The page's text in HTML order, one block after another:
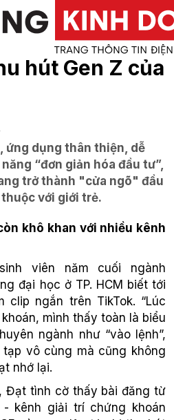
hút Gen Z của
ứng dụng thân thiện, dễ
“đơn giản hóa đầu tư”,
trở thành "cửa ngõ" đầu
với giới trẻ.
khô khan với nhiều kênh
viên năm cuối ngành
đại học ở TP. HCM biết tới
clip ngắn trên TikTok. “Lúc
mình thấy toàn là biểu
ngành như “vào lệnh”,
tạp vô cùng mà cũng không
nhớ lại.
Đạt tình cờ thấy bài đăng từ
- kênh giải trí chứng khoán